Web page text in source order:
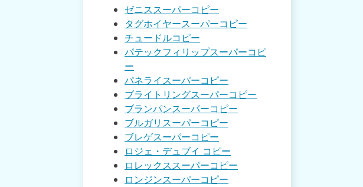
ゼニススーパーコピー
タグホイヤースーパーコピー
チュードルコピー
パテックフィリップスーパーコピ
ー
パネライスーパーコピー
ブライトリングスーパーコピー
ブランパンスーパーコピー
ブルガリスーパーコピー
ブレゲスーパーコピー
ロジェ・デュブイ コピー
ロレックススーパーコピー
ロンジンスーパーコピー